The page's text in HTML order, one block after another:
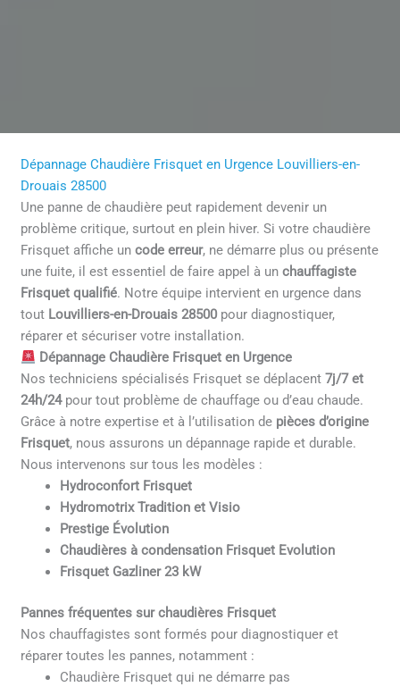
Dépannage Chaudière Frisquet en Urgence Louvilliers-en-
Drouais 28500
Une panne de chaudière peut rapidement devenir un
problème critique, surtout en plein hiver. Si votre chaudière
Frisquet affiche uncode erreur, ne démarre plus ou présente
une fuite, il est essentiel de faire appel à unchauffagiste
Frisquet qualifié. Notre équipe intervient en urgence dans
tout Louvilliers-en-Drouais 28500 pour diagnostiquer,
réparer et sécuriser votre installation.
Dépannage Chaudière Frisquet en Urgence
Nos techniciens spécialisés Frisquet se déplacent7j/7 et
24h/24pour tout problème de chauffage ou d’eau chaude.
Grâce à notre expertise et à l’utilisation de pièces d’origine
Frisquet, nous assurons un dépannage rapide et durable.
Nous intervenons sur tous les modèles :
Hydroconfort Frisquet
Hydromotrix Tradition et Visio
Prestige Évolution
Chaudières à condensation Frisquet Evolution
Frisquet Gazliner 23 kW
Pannes fréquentes sur chaudières Frisquet
Nos chauffagistes sont formés pour diagnostiquer et
réparer toutes les pannes, notamment :
Chaudière Frisquet qui ne démarre pas